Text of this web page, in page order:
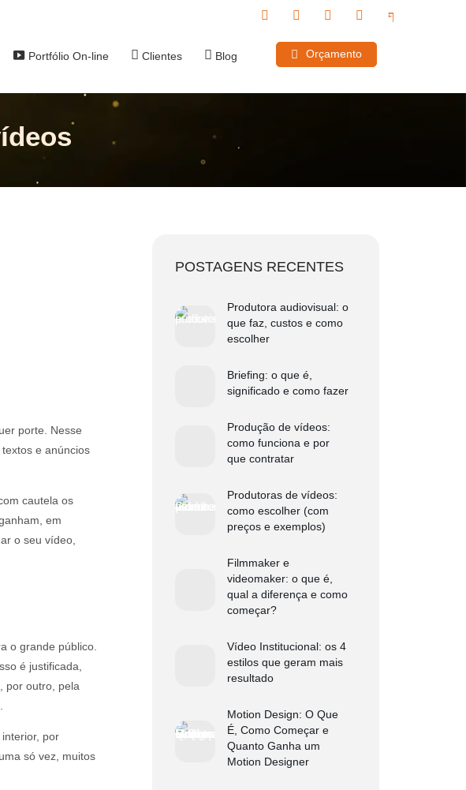
Portfólio On-line Clientes Blog Orçamento
porte. Nesse
e anúncios
cautela os
em
o seu vídeo,
o grande público.
é justificada,
por outro, pela
por
só vez, muitos
POSTAGENS RECENTES
Produtora audiovisual: o
que faz, custos e como
escolher
Briefing: o que é,
significado e como fazer
Produção de vídeos:
como funciona e por
que contratar
Produtoras de vídeos:
como escolher (com
preços e exemplos)
Filmmaker e
videomaker: o que é,
qual a diferença e como
começar?
Vídeo Institucional: os 4
estilos que geram mais
resultado
Motion Design: O Que
É, Como Começar e
Quanto Ganha um
Motion Designer